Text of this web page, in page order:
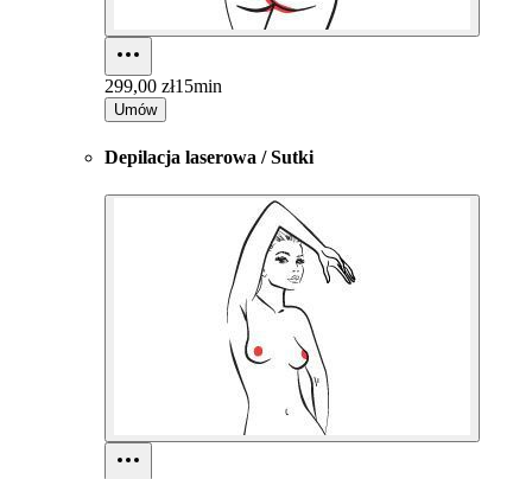
299,00 zł15min
Umów
Depilacja laserowa / Sutki